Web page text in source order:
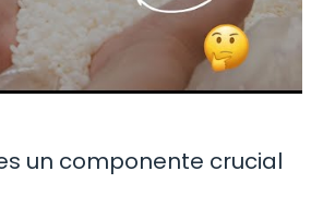
un componente crucial